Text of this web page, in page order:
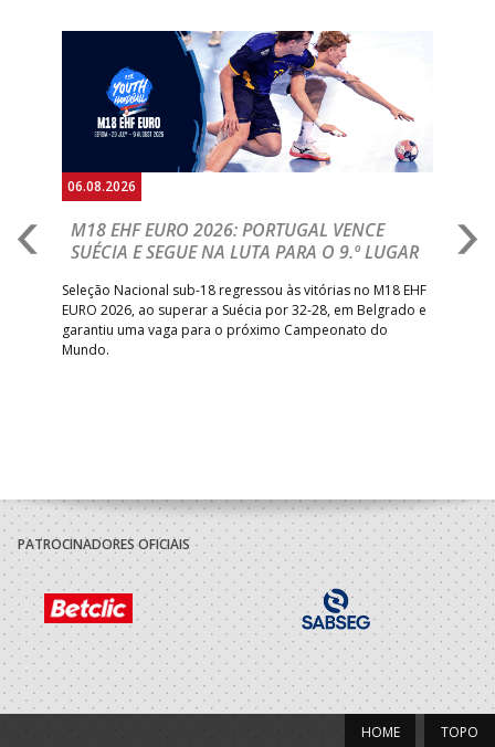
06.08.2026
M18 EHF EURO 2026: PORTUGAL VENCE
SUÉCIA E SEGUE NA LUTA PARA O 9.º LUGAR
Seleção Nacional sub-18 regressou às vitórias no M18 EHF
EURO 2026, ao superar a Suécia por 32-28, em Belgrado e
garantiu uma vaga para o próximo Campeonato do
Mundo.
PATROCINADORES OFICIAIS
TOPO
HOME